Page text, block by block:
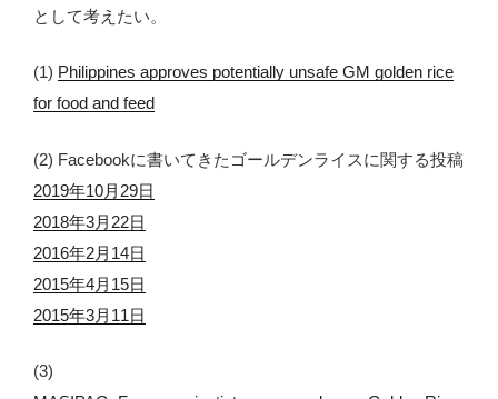
として考えたい。
(1) Philippines approves potentially unsafe GM golden rice
for food and feed
(2) Facebookに書いてきたゴールデンライスに関する投稿
2019年10月29日
2018年3月22日
2016年2月14日
2015年4月15日
2015年3月11日
(3)